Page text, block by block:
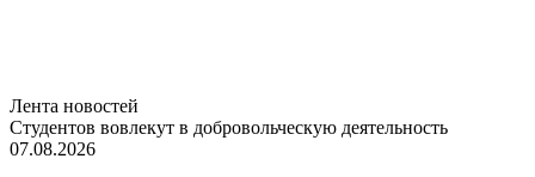
Лента новостей
Студентов вовлекут в добровольческую деятельность
07.08.2026